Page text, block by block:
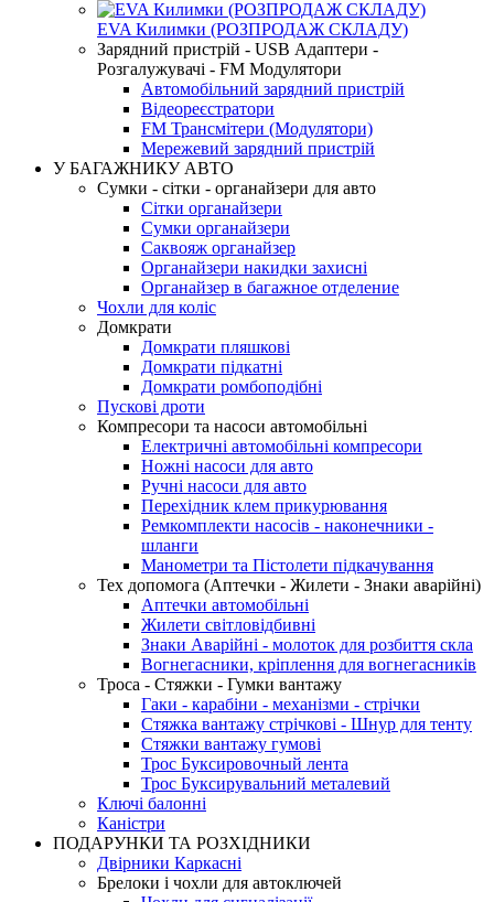
EVA Килимки (РОЗПРОДАЖ СКЛАДУ)
Зарядний пристрій - USB Адаптери -
Розгалужувачі - FM Модулятори
Автомобільний зарядний пристрій
Відеореєстратори
FM Трансмітери (Модулятори)
Мережевий зарядний пристрій
У БАГАЖНИКУ АВТО
Сумки - сітки - органайзери для авто
Сітки органайзери
Сумки органайзери
Саквояж органайзер
Органайзери накидки захисні
Органайзер в багажное отделение
Чохли для коліс
Домкрати
Домкрати пляшкові
Домкрати підкатні
Домкрати ромбоподібні
Пускові дроти
Компресори та насоси автомобільні
Електричні автомобільні компресори
Ножні насоси для авто
Ручні насоси для авто
Перехідник клем прикурювання
Ремкомплекти насосів - наконечники -
шланги
Манометри та Пістолети підкачування
Тех допомога (Аптечки - Жилети - Знаки аварійні)
Аптечки автомобільні
Жилети світловідбивні
Знаки Аварійні - молоток для розбиття скла
Вогнегасники, кріплення для вогнегасників
Троса - Стяжки - Гумки вантажу
Гаки - карабіни - механізми - стрічки
Стяжка вантажу стрічкові - Шнур для тенту
Стяжки вантажу гумові
Трос Буксировочный лента
Трос Буксирувальний металевий
Ключі балонні
Каністри
ПОДАРУНКИ ТА РОЗХІДНИКИ
Двірники Каркасні
Брелоки і чохли для автоключей